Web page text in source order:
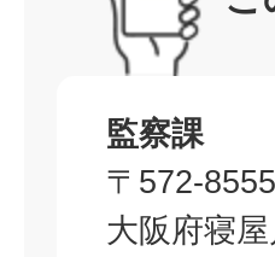
監察課
〒572-8555
大阪府寝